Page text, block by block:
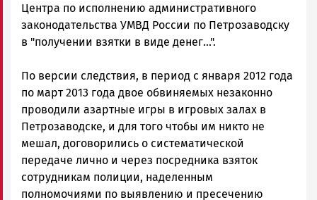
Центра по исполнению административного
законодательства УМВД России по Петрозаводску
в "получении взятки в виде денег...".
По версии следствия, в период с января 2012 года
по март 2013 года двое обвиняемых незаконно
проводили азартные игры в игровых залах в
Петрозаводске, и для того чтобы им никто не
мешал, договорились о систематической
передаче лично и через посредника взяток
сотрудникам полиции, наделенным
полномочиями по выявлению и пресечению